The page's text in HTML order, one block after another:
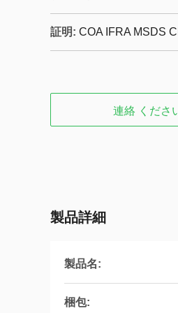
証明: COA IFRA MSDS
連絡 くださ
製品詳細
製品名:
梱包: